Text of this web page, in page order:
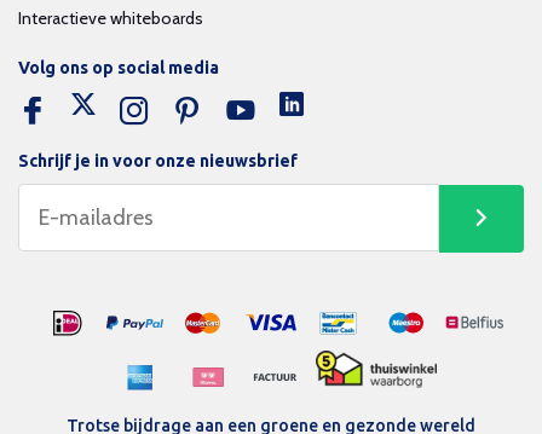
Interactieve whiteboards
Schrijf je in voor onze nieuwsbrief
Volg ons op social media
Trotse bijdrage aan een groene en gezonde wereld